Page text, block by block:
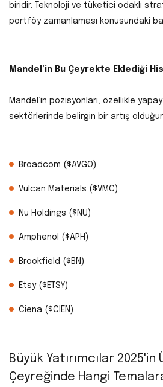
biridir. Teknoloji ve tüketici odaklı
portföy zamanlaması konusundaki
Mandel’in Bu Çeyrekte Eklediği
Mandel’in pozisyonları, özellikle
sektörlerinde belirgin bir artış
Broadcom ($AVGO)
Vulcan Materials ($VMC)
Nu Holdings ($NU)
Amphenol ($APH)
Brookfield ($BN)
Etsy ($ETSY)
Ciena ($CIEN)
Büyük Yatırımcılar 2025'in
Çeyreğinde Hangi